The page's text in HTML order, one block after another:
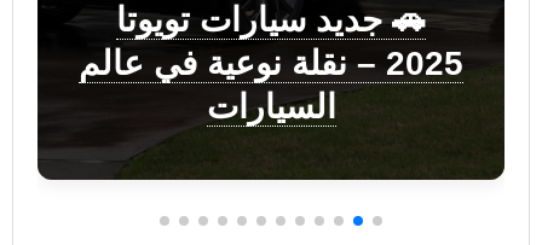
🚗 جديد سيارات تويوتا
2025 – نقلة نوعية في عالم
السيارات